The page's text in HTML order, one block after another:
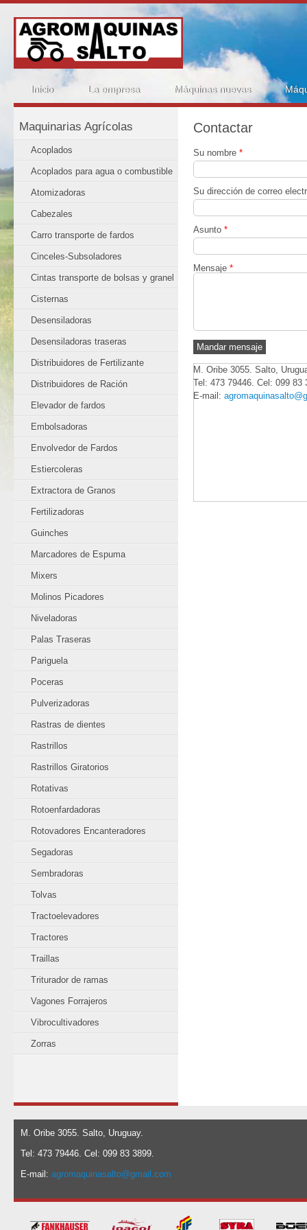
Inicio La empresa Máquinas nuevas
Maquinarias Agrícolas
Acoplados
Acoplados para agua o combustible
Atomizadoras
Cabezales
Carro transporte de fardos
Cinceles-Subsoladores
Cintas transporte de bolsas y granel
Cisternas
Desensiladoras
Desensiladoras traseras
Distribuidores de Fertilizante
Distribuidores de Ración
Elevador de fardos
Embolsadoras
Envolvedor de Fardos
Estiercoleras
Extractora de Granos
Fertilizadoras
Guinches
Marcadores de Espuma
Mixers
Molinos Picadores
Niveladoras
Palas Traseras
Pariguela
Poceras
Pulverizadoras
Rastras de dientes
Rastrillos
Rastrillos Giratorios
Rotativas
Rotoenfardadoras
Rotovadores Encanteradores
Segadoras
Sembradoras
Tolvas
Tractoelevadores
Tractores
Traillas
Triturador de ramas
Vagones Forrajeros
Vibrocultivadores
Zorras
Contactar
Su nombre *
Su dirección de correo
Asunto *
Mensaje *
M. Oribe 3055. Salto,
Tel: 473 79446. Cel: 099 83
E-mail:
M. Oribe 3055. Salto, Uruguay.
Tel: 473 79446. Cel: 099 83 3899.
E-mail: agromaquinasalto@gmail.com